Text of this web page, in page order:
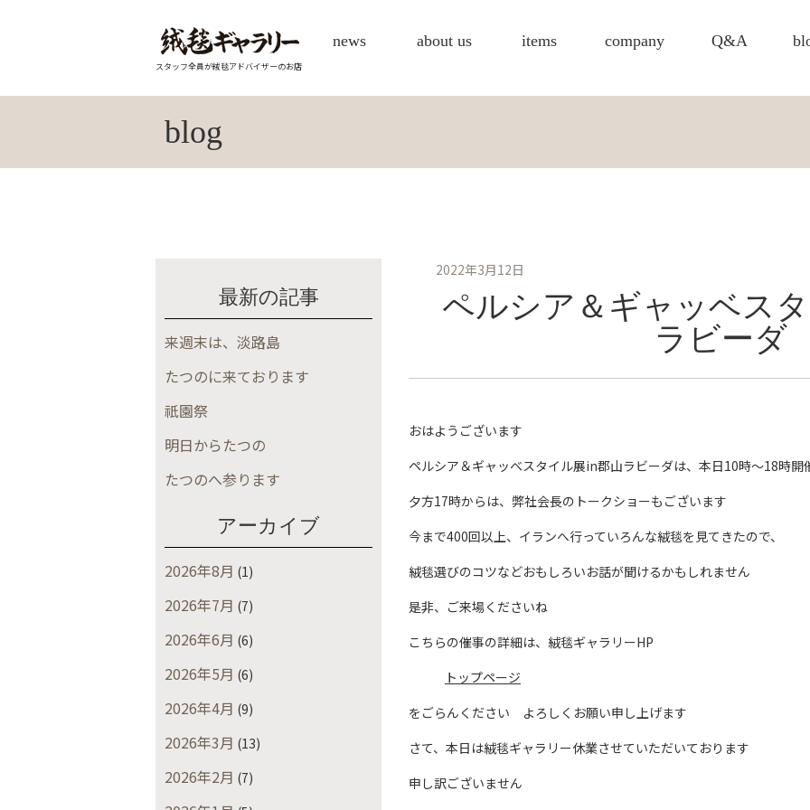
スタッフ全員が絨毯アドバイザーのお店
news about us items company Q&A
blog
最新の記事
来週末は、淡路島
たつのに来ております
祇園祭
明日からたつの
たつのへ参ります
アーカイブ
2026年8月 (1)
2026年7月 (7)
2026年6月 (6)
2026年5月 (6)
2026年4月 (9)
2026年3月 (13)
2026年2月 (7)
2022年3月12日
ペルシア＆ギャッベス
ラビーダ
おはようございます
ペルシア＆ギャッベスタイル展in郡山ラビーダは、本日10時～18時開
夕方17時からは、弊社会長のトークショーもございます
今まで400回以上、イランへ行っていろんな絨毯を見てきたので、
絨毯選びのコツなどおもしろいお話が聞けるかもしれません
是非、ご来場くださいね
こちらの催事の詳細は、絨毯ギャラリーHP
トップページ
をごらんください よろしくお願い申し上げます
さて、本日は絨毯ギャラリー休業させていただいております
申し訳ございません